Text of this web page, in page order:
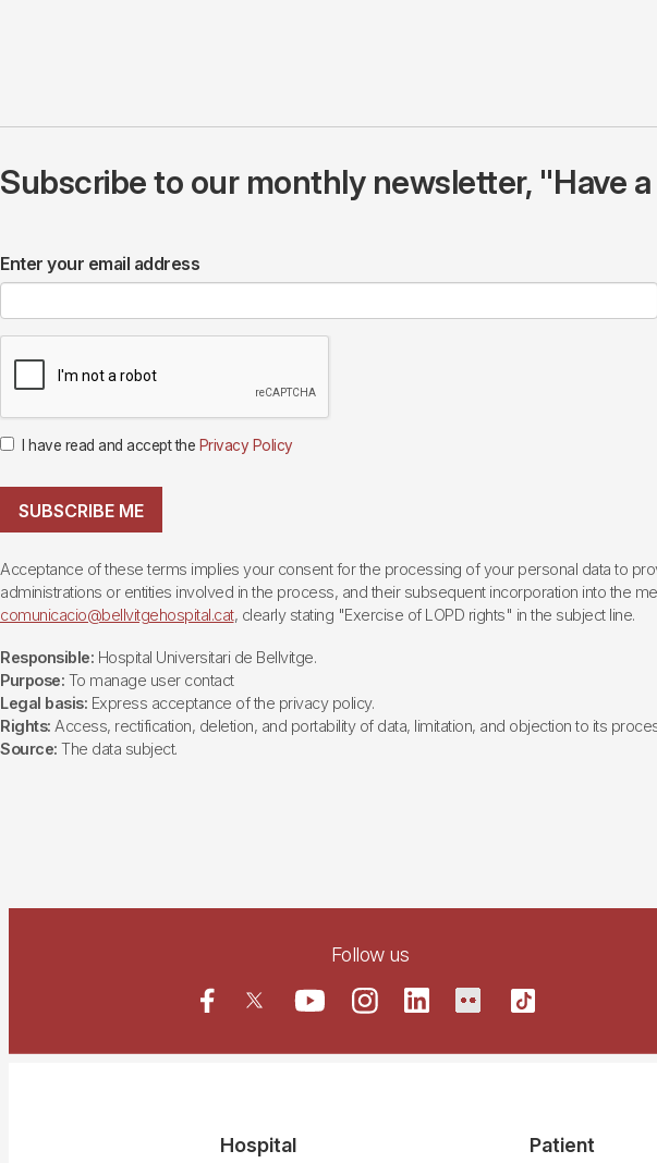
Subscribe to our monthly newsletter, "Have
Enter your email address
I have read and accept the Privacy Policy
SUBSCRIBE ME
Acceptance of these terms implies your consent for the processing of your personal data to
administrations or entities involved in the process, and their subsequent incorporation into the
comunicacio@bellvitgehospital.cat, clearly stating "Exercise of LOPD rights" in the subject line.
Responsible: Hospital Universitari de Bellvitge.
Purpose: To manage user contact
Legal basis: Express acceptance of the privacy policy.
Rights: Access, rectification, deletion, and portability of data, limitation, and objection to its
Source: The data subject.
Follow us
Hospital Patient